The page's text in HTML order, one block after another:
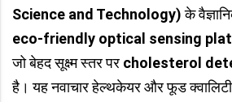
Science and Technology)के
eco-friendly optical sensing
जो बेहद सूक्ष्म स्तर पर cholesterol
है। यह नवाचार हेल्थकेयर और फूड